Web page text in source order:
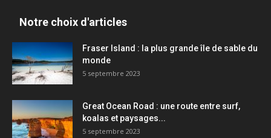
Notre choix d'articles
Fraser Island : la plus grande île de sable du
monde
5 septembre 2023
Great Ocean Road : une route entre surf,
koalas et paysages...
5 septembre 2023